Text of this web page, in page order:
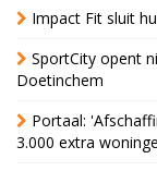
Impact Fit sluit
SportCity opent
Doetinchem
Portaal:
3.000 extra